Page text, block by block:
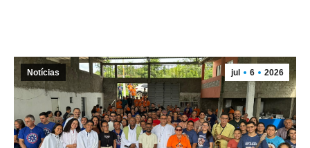
jul 6 2026
Notícias